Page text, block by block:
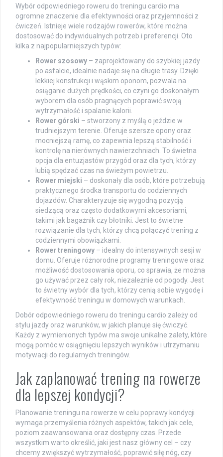
Wybór odpowiedniego roweru do treningu cardio ma
ogromne znaczenie dla efektywności oraz przyjemności z
ćwiczeń. Istnieje wiele rodzajów rowerów, które można
dostosować do indywidualnych potrzeb i preferencji. Oto
kilka z najpopularniejszych typów:
Rower szosowy – zaprojektowany do szybkiej jazdy
po asfalcie, idealnie nadaje się na długie trasy. Dzięki
lekkiej konstrukcji i wąskim oponom, pozwala na
osiąganie dużych prędkości, co czyni go doskonałym
wyborem dla osób pragnących poprawić swoją
wytrzymałość i spalanie kalorii.
Rower górski – stworzony z myślą o jeździe w
trudniejszym terenie. Oferuje szersze opony oraz
mocniejszą ramę, co zapewnia lepszą stabilność i
kontrolę na nierównych nawierzchniach. To świetna
opcja dla entuzjastów przygód oraz dla tych, którzy
lubią spędzać czas na świeżym powietrzu.
Rower miejski – doskonały dla osób, które potrzebują
praktycznego środka transportu do codziennych
dojazdów. Charakteryzuje się wygodną pozycją
siedzącą oraz często dodatkowymi akcesoriami,
takimi jak bagażnik czy błotniki. Jest to świetne
rozwiązanie dla tych, którzy chcą połączyć trening z
codziennymi obowiązkami.
Rower treningowy – idealny do intensywnych sesji w
domu. Oferuje różnorodne programy treningowe oraz
możliwość dostosowania oporu, co sprawia, że można
go używać przez cały rok, niezależnie od pogody. Jest
to świetny wybór dla tych, którzy cenią sobie wygodę i
efektywność treningu w domowych warunkach.
Dobór odpowiedniego roweru do treningu cardio zależy od
stylu jazdy oraz warunków, w jakich planuje się ćwiczyć.
Każdy z wymienionych typów ma swoje unikalne zalety, które
mogą pomóc w osiągnięciu lepszych wyników i utrzymaniu
motywacji do regularnych treningów.
Jak zaplanować trening na rowerze
dla lepszej kondycji?
Planowanie treningu na rowerze w celu poprawy kondycji
wymaga przemyślenia różnych aspektów, takich jak cele,
poziom zaawansowania oraz dostępny czas. Przede
wszystkim warto określić, jaki jest nasz główny cel – czy
chcemy zwiększyć wytrzymałość, poprawić siłę nóg, czy